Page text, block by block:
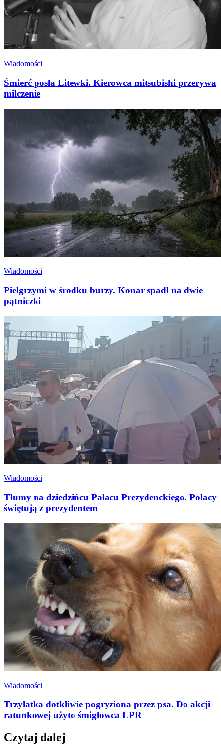
Wiadomości
Śmierć posła Litewki. Kierowca mitsubishi przerywa
milczenie
Wiadomości
Pielgrzymi w środku burzy. Konar spadł na dwie
pątniczki
Wiadomości
Tłumy na dziedzińcu Pałacu Prezydenckiego. Polacy
świętują z prezydentem
Wiadomości
Trzylatka dotkliwie pogryziona przez psa. Do akcji
ratunkowej użyto śmigłowca LPR
Czytaj dalej